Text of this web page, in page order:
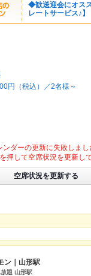
◆歓送迎会にオス
レートサービス♪】
円（税込）／2名様～
ンダーの更新に失敗しまし
押して空席状況を更新し
空席状況を更新する
ン｜山形駅
題 山形駅